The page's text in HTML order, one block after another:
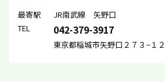
最寄駅
JR南武線 矢野口
TEL
042-379-3917
東京都稲城市矢野口２７３−１２